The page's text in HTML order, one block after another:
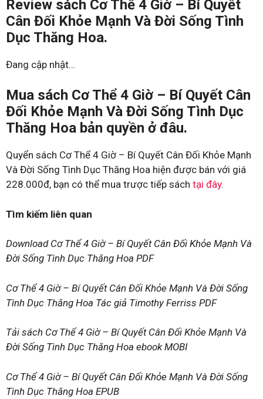
Review sách Cơ Thể 4 Giờ – Bí Quyết
Cân Đối Khỏe Mạnh Và Đời Sống Tình
Dục Thăng Hoa.
Đang cập nhật…
Mua sách Cơ Thể 4 Giờ – Bí Quyết Cân
Đối Khỏe Mạnh Và Đời Sống Tình Dục
Thăng Hoa bản quyền ở đâu.
Quyển sách Cơ Thể 4 Giờ – Bí Quyết Cân Đối Khỏe Mạnh
Và Đời Sống Tình Dục Thăng Hoa hiện được bán với giá
228.000đ, bạn có thể mua trược tiếp sách tại đây.
Tìm kiếm liên quan
Download Cơ Thể 4 Giờ – Bí Quyết Cân Đối Khỏe Mạnh Và
Đời Sống Tình Dục Thăng Hoa PDF
Cơ Thể 4 Giờ – Bí Quyết Cân Đối Khỏe Mạnh Và Đời Sống
Tình Dục Thăng Hoa Tác giả Timothy Ferriss PDF
Tải sách Cơ Thể 4 Giờ – Bí Quyết Cân Đối Khỏe Mạnh Và
Đời Sống Tình Dục Thăng Hoa ebook MOBI
Cơ Thể 4 Giờ – Bí Quyết Cân Đối Khỏe Mạnh Và Đời Sống
Tình Dục Thăng Hoa EPUB